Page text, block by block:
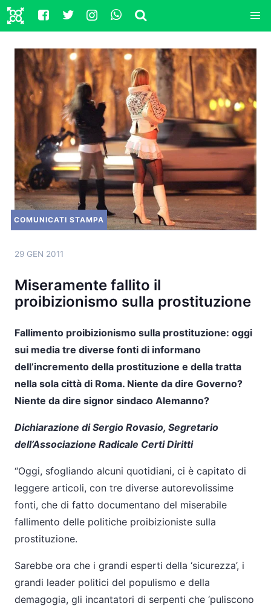
COMUNICATI STAMPA
29 GEN 2011
Miseramente fallito il
proibizionismo sulla prostituzione
Fallimento proibizionismo sulla prostituzione: oggi
sui media tre diverse fonti di informano
dell’incremento della prostituzione e della tratta
nella sola città di Roma. Niente da dire Governo?
Niente da dire signor sindaco Alemanno?
Dichiarazione di Sergio Rovasio, Segretario
dell’Associazione Radicale Certi Diritti
“Oggi, sfogliando alcuni quotidiani, ci è capitato di
leggere articoli, con tre diverse autorevolissime
fonti, che di fatto documentano del miserabile
fallimento delle politiche proibizioniste sulla
prostituzione.
Sarebbe ora che i grandi esperti della ‘sicurezza’, i
grandi leader politici del populismo e della
demagogia, gli incantatori di serpenti che ‘puliscono